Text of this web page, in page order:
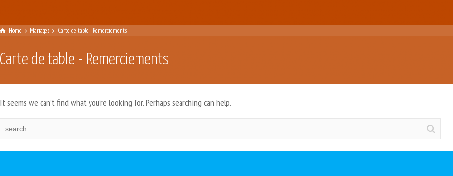
Home Mariages Carte de table - Remerciements
Carte de table - Remerciements
It seems we can’t find what you’re looking for. Perhaps searching can help.